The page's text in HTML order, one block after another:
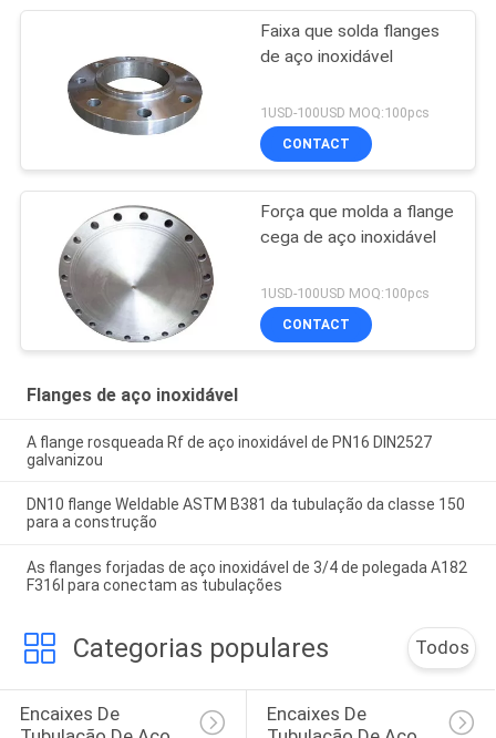
Faixa que solda flanges
de aço inoxidável
1USD-100USD MOQ:100pcs
CONTACT
Força que molda a flange
cega de aço inoxidável
1USD-100USD MOQ:100pcs
CONTACT
Flanges de aço inoxidável
A flange rosqueada Rf de aço inoxidável de PN16 DIN2527
galvanizou
DN10 flange Weldable ASTM B381 da tubulação da classe 150
para a construção
As flanges forjadas de aço inoxidável de 3/4 de polegada A182
F316l para conectam as tubulações
Categorias populares Todos
Encaixes De
Encaixes De